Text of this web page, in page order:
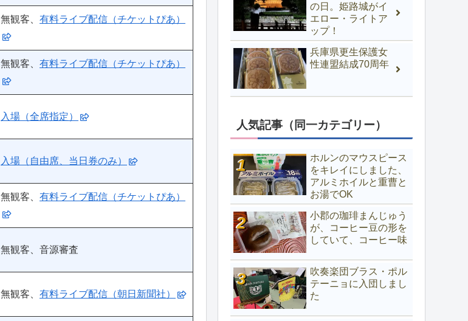
無観客、 有料ライブ配信（チケットぴあ）
無観客、 有料ライブ配信（チケットぴあ）
入場（全席指定）
入場（自由席、当日券のみ）
無観客、 有料ライブ配信（チケットぴあ）
無観客、音源審査
無観客、 有料ライブ配信（朝日新聞社）
の日。姫路城がイ
エロー・ライトア
ップ！
兵庫県更生保護女
性連盟結成70周年
人気記事（同一カテゴリー）
ホルンのマウスピース
をキレイにしました、
アルミホイルと重曹と
お湯でOK
小郡の珈琲まんじゅう
が、コーヒー豆の形を
していて、コーヒー味
吹奏楽団ブラス・ポル
テーニョに入団しまし
た